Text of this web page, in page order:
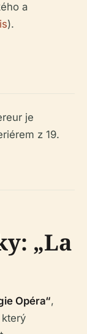
a
).
je
z 19.
„La
Opéra“,